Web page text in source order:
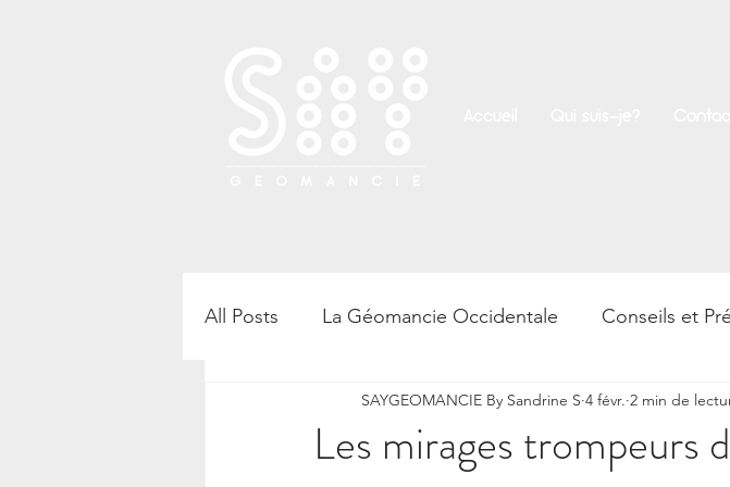
All Posts La Géomancie Occidentale Conseils et
Rencontre, atelier et conférences Bien-être
Les mirages
SAYGEOMANCIE By Sandrine S 4 févr. 2 min de